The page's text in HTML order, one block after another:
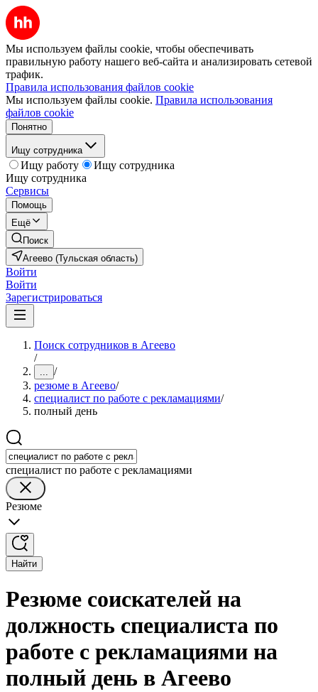
Мы используем файлы cookie, чтобы обеспечивать
правильную работу нашего веб-сайта и анализировать сетевой
трафик.
Правила использования файлов cookie
Мы используем файлы cookie. Правила использования
файлов cookie
Понятно
Ищу сотрудника
Ищу работу
Ищу сотрудника
Ищу сотрудника
Сервисы
Помощь
Ещё
Поиск
Агеево (Тульская область)
Войти
Войти
Зарегистрироваться
Поиск сотрудников в Агеево
/
... /
резюме в Агеево/
специалист по работе с рекламациями/
полный день
специалист по работе с рекламациями
Резюме
Найти
Резюме соискателей на
должность специалиста по
работе с рекламациями на
полный день в Агеево